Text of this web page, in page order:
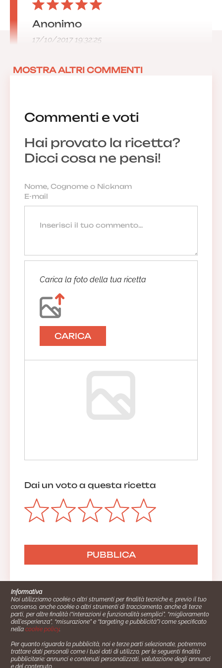
Commenti e voti
Hai provato la ricetta?
Dicci cosa ne pensi!
Carica la foto della tua ricetta
CARICA
Dai un voto a questa ricetta
Anonimo
17/10/2017 19:32:25
MOSTRA ALTRI COMMENTI
Cucinare.it è un marchio commerciale di Impiego24.it s.r.l.
copyright 2014 - 2024 P.IVA: 03406490130
Informativa
Noi utilizziamo cookie o altri strumenti per finalità tecniche e, previo il tuo
consenso, anche cookie o altri strumenti di tracciamento, anche di terze
parti, per altre finalità (“interazioni e funzionalità semplici”, “miglioramento
dell'esperienza”, “misurazione” e “targeting e pubblicità”) come specificato
nellacookie policy.
Per quanto riguarda la pubblicità, noi e terze parti selezionate, potremmo
trattare dati personali come i tuoi dati di utilizzo, per le seguenti finalità
pubblicitarie: annunci e contenuti personalizzati, valutazione degli annunci
e del contenuto.